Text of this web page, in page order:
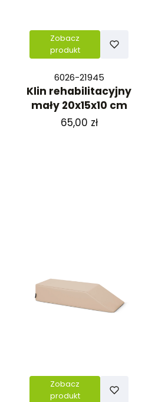
Zobacz
produkt
6026-21945
Klin rehabilitacyjny
mały 20x15x10 cm
Cena
65,00 zł
Zobacz
produkt